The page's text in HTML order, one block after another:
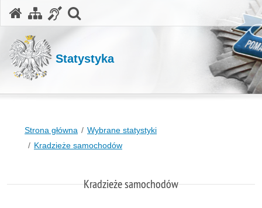
Statystyka
Strona główna
Wybrane statystyki
Kradzieże samochodów
Kradzieże samochodów